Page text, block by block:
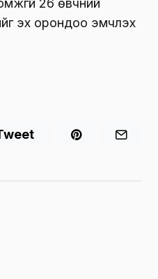
26 өвчний
эх орондоо эмчлэх